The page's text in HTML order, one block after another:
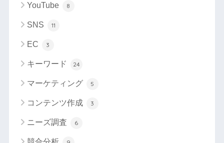
YouTube 8
SNS 11
EC 3
キーワード 24
マーケティング 5
コンテンツ作成 3
ニーズ調査 6